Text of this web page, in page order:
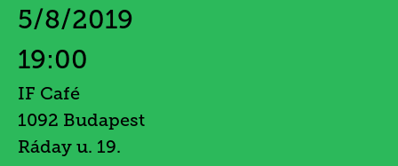
5/8/2019
19:00
IF Café
1092 Budapest
Ráday u. 19.